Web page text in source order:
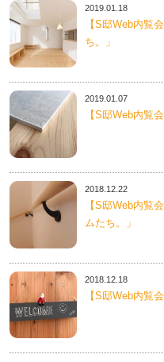
2019.01.18
【S邸Web内覧
ち。」
2019.01.07
【S邸Web内覧
2018.12.22
【S邸Web内覧
ムたち。」
2018.12.18
【S邸Web内覧